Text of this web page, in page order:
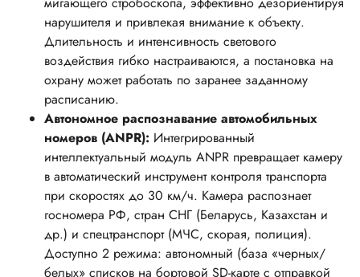
нарушителя и привлекая внимание к объекту.
Длительность и интенсивность светового
воздействия гибко настраиваются, а постановка на
охрану может работать по заранее заданному
расписанию.
Автономное распознавание автомобильных
номеров (ANPR): Интегрированный
интеллектуальный модуль ANPR превращает камеру
в автоматический инструмент контроля транспорта
при скоростях до 30 км/ч. Камера распознает
госномера РФ, стран СНГ (Беларусь, Казахстан и
др.) и спецтранспорт (МЧС, скорая, полиция).
Доступно 2 режима: автономный (база «черных/
белых» списков на бортовой SD-карте с отправкой